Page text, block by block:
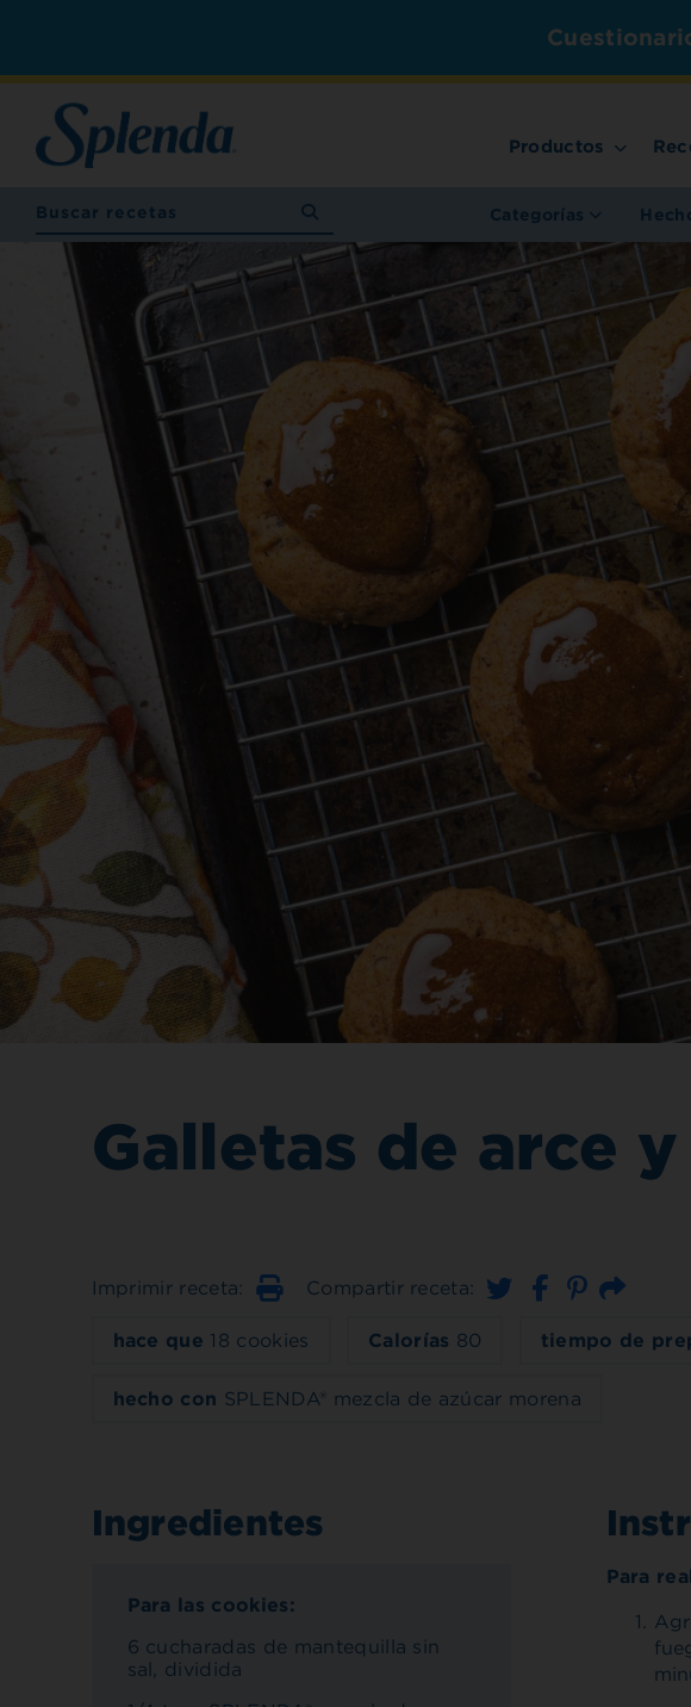
Productos
Categorías
Galletas de arce
Imprimir receta: Imprimir
Compartir receta:
hace que 18 cookies Calorías 80 tiempo de
hecho con SPLENDA® mezcla de azúcar morena
Ingredientes
Para las cookies:
6 cucharadas de mantequilla sin
sal, dividida
Para